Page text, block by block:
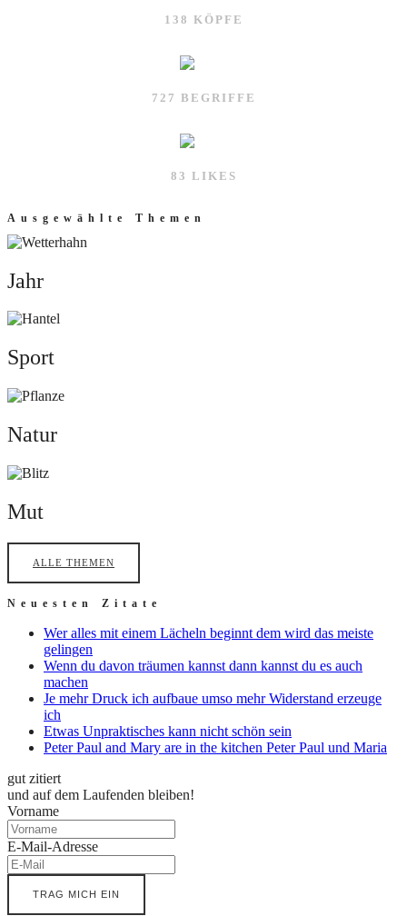
138 KÖPFE
727 BEGRIFFE
83 LIKES
Ausgewählte Themen
Jahr
Jahr
Sport
Sport
Natur
Natur
Mut
Mut
ALLE THEMEN
Neuesten Zitate
Wer alles mit einem Lächeln beginnt dem wird das meiste
gelingen
Wenn du davon träumen kannst dann kannst du es auch
machen
Je mehr Druck ich aufbaue umso mehr Widerstand erzeuge
ich
Etwas Unpraktisches kann nicht schön sein
Peter Paul and Mary are in the kitchen Peter Paul und Maria
gut zitiert
und auf dem Laufenden bleiben!
Vorname
E-Mail-Adresse
TRAG MICH EIN